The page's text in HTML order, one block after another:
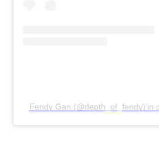
Fendy Gan (@depth_of_fendy)’in